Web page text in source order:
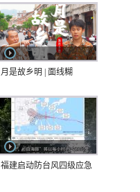
月是故乡明 | 面线糊
福建启动防台风四级应急